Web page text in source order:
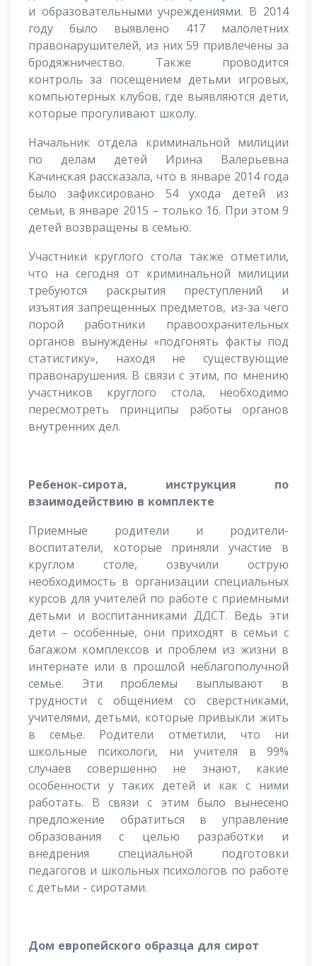
и образовательными учреждениями. В 2014
году было выявлено 417 малолетних
правонарушителей, из них 59 привлечены за
бродяжничество. Также проводится
контроль за посещением детьми игровых,
компьютерных клубов, где выявляются дети,
которые прогуливают школу.
Начальник отдела криминальной милиции
по делам детей Ирина Валерьевна
Качинская рассказала, что в январе 2014 года
было зафиксировано 54 ухода детей из
семьи, в январе 2015 – только 16. При этом 9
детей возвращены в семью.
Участники круглого стола также отметили,
что на сегодня от криминальной милиции
требуются раскрытия преступлений и
изъятия запрещенных предметов, из-за чего
порой работники правоохранительных
органов вынуждены «подгонять факты под
статистику», находя не существующие
правонарушения. В связи с этим, по мнению
участников круглого стола, необходимо
пересмотреть принципы работы органов
внутренних дел.
Ребенок-сирота, инструкция по
взаимодействию в комплекте
Приемные родители и родители-
воспитатели, которые приняли участие в
круглом столе, озвучили острую
необходимость в организации специальных
курсов для учителей по работе с приемными
детьми и воспитанниками ДДСТ. Ведь эти
дети – особенные, они приходят в семьи с
багажом комплексов и проблем из жизни в
интернате или в прошлой неблагополучной
семье. Эти проблемы выплывают в
трудности с общением со сверстниками,
учителями, детьми, которые привыкли жить
в семье. Родители отметили, что ни
школьные психологи, ни учителя в 99%
случаев совершенно не знают, какие
особенности у таких детей и как с ними
работать. В связи с этим было вынесено
предложение обратиться в управление
образования с целью разработки и
внедрения специальной подготовки
педагогов и школьных психологов по работе
с детьми - сиротами.
Дом европейского образца для сирот